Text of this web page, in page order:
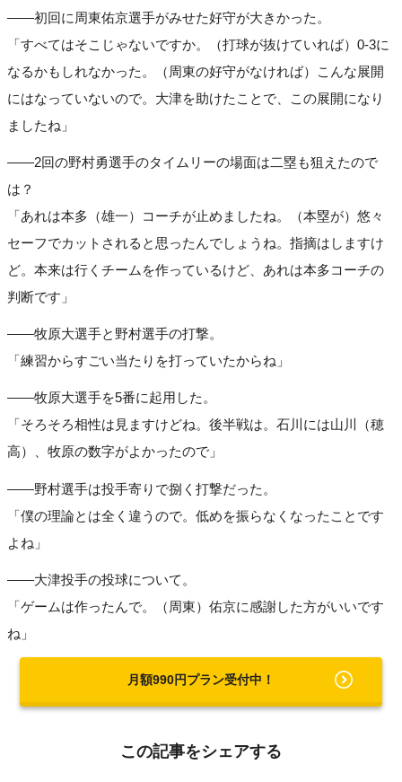
――初回に周東佑京選手がみせた好守が大きかった。
「すべてはそこじゃないですか。（打球が抜けていれば）0-3に
なるかもしれなかった。（周東の好守がなければ）こんな展開
にはなっていないので。大津を助けたことで、この展開になり
ましたね」
――2回の野村勇選手のタイムリーの場面は二塁も狙えたので
は？
「あれは本多（雄一）コーチが止めましたね。（本塁が）悠々
セーフでカットされると思ったんでしょうね。指摘はしますけ
ど。本来は行くチームを作っているけど、あれは本多コーチの
判断です」
――牧原大選手と野村選手の打撃。
「練習からすごい当たりを打っていたからね」
――牧原大選手を5番に起用した。
「そろそろ相性は見ますけどね。後半戦は。石川には山川（穂
高）、牧原の数字がよかったので」
――野村選手は投手寄りで捌く打撃だった。
「僕の理論とは全く違うので。低めを振らなくなったことです
よね」
――大津投手の投球について。
「ゲームは作ったんで。（周東）佑京に感謝した方がいいです
ね」
月額990円プラン受付中！
この記事をシェアする